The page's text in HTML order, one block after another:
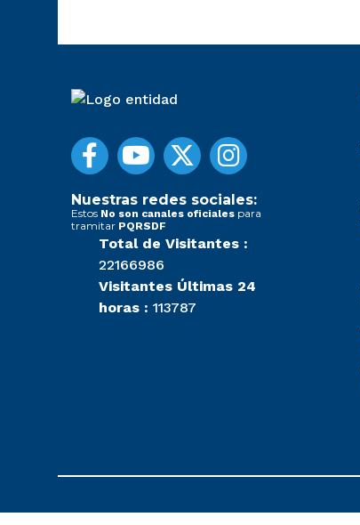
Nuestras redes sociales:
Estos No son canales oficiales para
tramitar PQRSDF
Total de Visitantes :
22166986
Visitantes Últimas 24
horas : 113787